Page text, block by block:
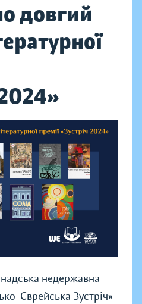
довгий
недержавна
Єврейська Зустріч»